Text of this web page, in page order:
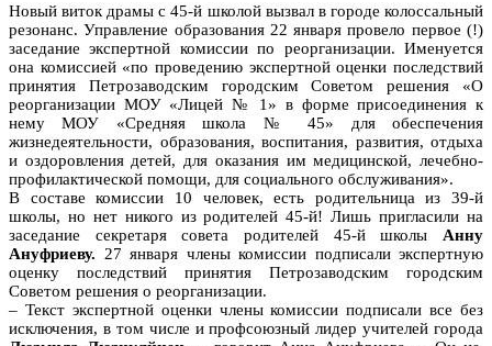
Новый виток драмы с 45-й школой вызвал в городе колоссальный
резонанс. Управление образования 22 января провело первое (!)
заседание экспертной комиссии по реорганизации. Именуется
она комиссией «по проведению экспертной оценки последствий
принятия Петрозаводским городским Советом решения «О
реорганизации МОУ «Лицей № 1» в форме присоединения к
нему МОУ «Средняя школа № 45» для обеспечения
жизнедеятельности, образования, воспитания, развития, отдыха
и оздоровления детей, для оказания им медицинской, лечебно-
профилактической помощи, для социального обслуживания».
В составе комиссии 10 человек, есть родительница из 39-й
школы, но нет никого из родителей 45-й! Лишь пригласили на
заседание секретаря совета родителей 45-й школы Анну
Ануфриеву. 27 января члены комиссии подписали экспертную
оценку последствий принятия Петрозаводским городским
Советом решения о реорганизации.
– Текст экспертной оценки члены комиссии подписали все без
исключения, в том числе и профсоюзный лидер учителей города